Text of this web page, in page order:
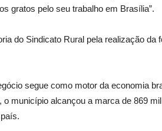
gratos pelo seu trabalho em Brasília”.
do Sindicato Rural pela realização
segue como motor da economia
município alcançou a marca de 869